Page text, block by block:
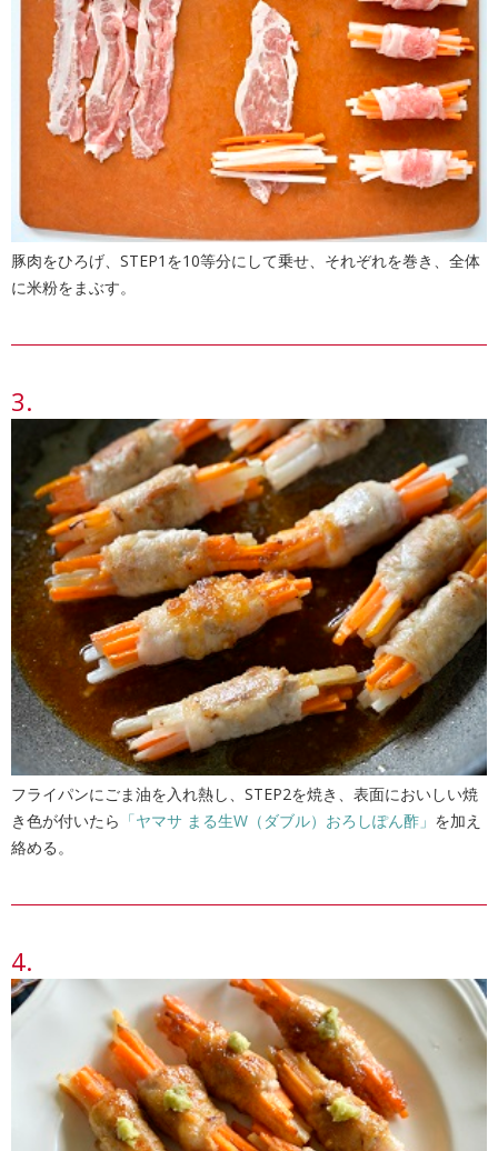
豚肉をひろげ、STEP1を10等分にして乗せ、それぞれを巻き、全体
に米粉をまぶす。
フライパンにごま油を入れ熱し、STEP2を焼き、表面においしい焼
き色が付いたら 「ヤマサ まる生W（ダブル）おろしぽん酢」 を加え
絡める。